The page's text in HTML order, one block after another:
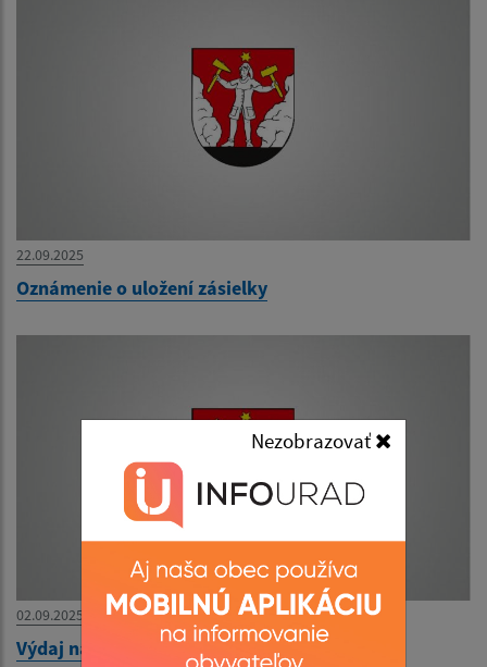
Nezobrazovať
22.09.2025
Oznámenie o uložení zásielky
02.09.2025
Výdaj naturálií AGROSPOL HONCE 2025